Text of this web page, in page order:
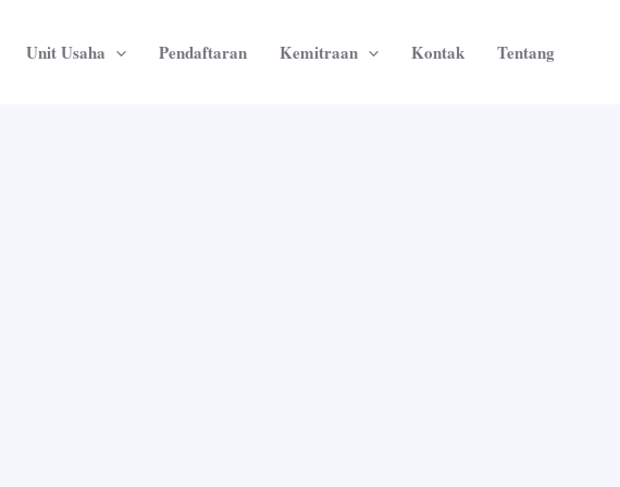
Unit Usaha Pendaftaran Kemitraan Kontak Tentang